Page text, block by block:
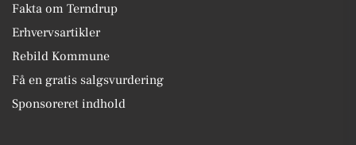
Fakta om Terndrup
Erhvervsartikler
Rebild Kommune
Få en gratis salgsvurdering
Sponsoreret indhold